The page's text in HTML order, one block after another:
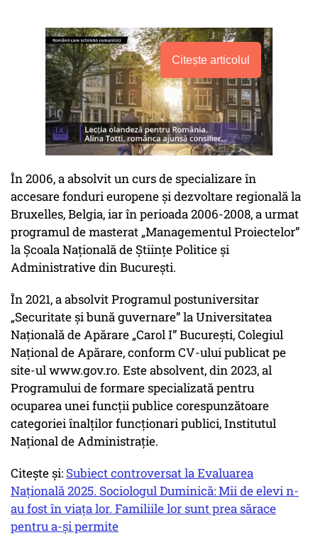
Citește articolul
În 2006, a absolvit un curs de specializare în
accesare fonduri europene și dezvoltare regională la
Bruxelles, Belgia, iar în perioada 2006-2008, a urmat
programul de masterat „Managementul Proiectelor”
la Școala Națională de Științe Politice și
Administrative din București.
În 2021, a absolvit Programul postuniversitar
„Securitate și bună guvernare” la Universitatea
Națională de Apărare „Carol I” București, Colegiul
Național de Apărare, conform CV-ului publicat pe
site-ul www.gov.ro. Este absolvent, din 2023, al
Programului de formare specializată pentru
ocuparea unei funcții publice corespunzătoare
categoriei înalților funcționari publici, Institutul
Național de Administrație.
Citește și: Subiect controversat la Evaluarea
Națională 2025. Sociologul Duminică: Mii de elevi n-
au fost în viața lor. Familiile lor sunt prea sărace
pentru a-și permite